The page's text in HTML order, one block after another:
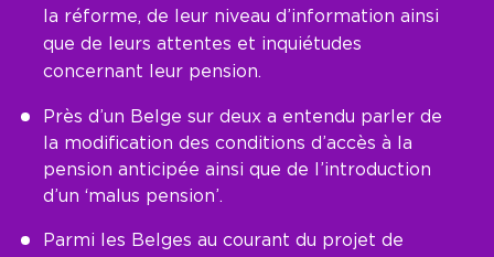
la réforme, de leur niveau d’information ainsi
que de leurs attentes et inquiétudes
concernant leur pension.
Près d’un Belge sur deux a entendu parler de
la modification des conditions d’accès à la
pension anticipée ainsi que de l’introduction
d’un ‘malus pension’.
Parmi les Belges au courant du projet de